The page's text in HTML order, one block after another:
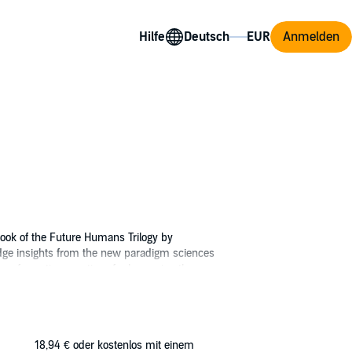
Hilfe Anmelden
of the Future Humans Trilogy by
insights from the new paradigm sciences
practices for becoming the
cells of your own extraordinary potential
18,94 € oder kostenlos mit einem